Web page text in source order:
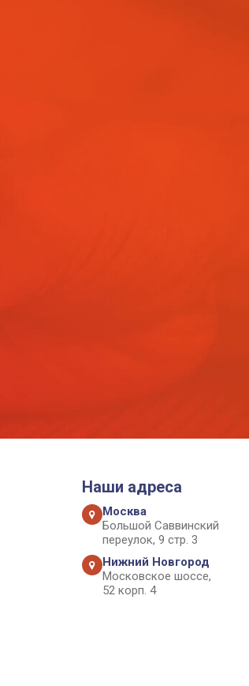
Наши адреса
Москва
Большой Саввинский
переулок, 9 стр. 3
Нижний Новгород
Московское шоссе,
52 корп. 4